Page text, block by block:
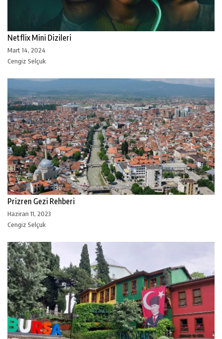
Netflix Mini Dizileri
Mart 14, 2024
Cengiz Selçuk
Prizren Gezi Rehberi
Haziran 11, 2023
Cengiz Selçuk